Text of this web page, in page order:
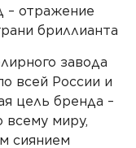
– отражение
бриллианта
завода
всей России и
цель бренда –
миру,
сиянием